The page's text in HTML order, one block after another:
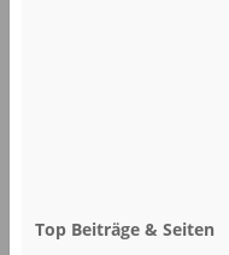
Top Beiträge & Seiten